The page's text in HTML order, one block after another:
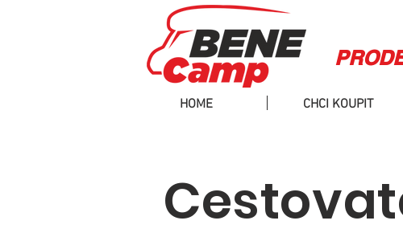
HOME CHCI KOUPIT